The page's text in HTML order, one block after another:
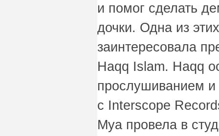
и помог сделать
дочки. Одна из
заинтересовала
Haqq Islam. Haqq
прослушиванием и
с Interscope
Mya провела в